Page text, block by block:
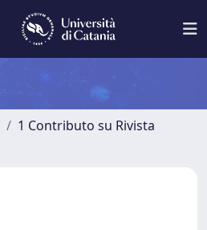
1 Contributo su Rivista